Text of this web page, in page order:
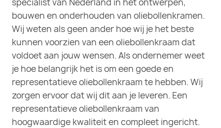
bouwen en onderhouden van oliebollenkramen.
Wij weten als geen ander hoe wij je het beste
kunnen voorzien van een oliebollenkraam dat
voldoet aan jouw wensen. Als ondernemer weet
je hoe belangrijk het is om een goede en
representatieve oliebollenkraam te hebben. Wij
zorgen ervoor dat wij dit aan je leveren. Een
representatieve oliebollenkraam van
hoogwaardige kwaliteit en compleet ingericht.